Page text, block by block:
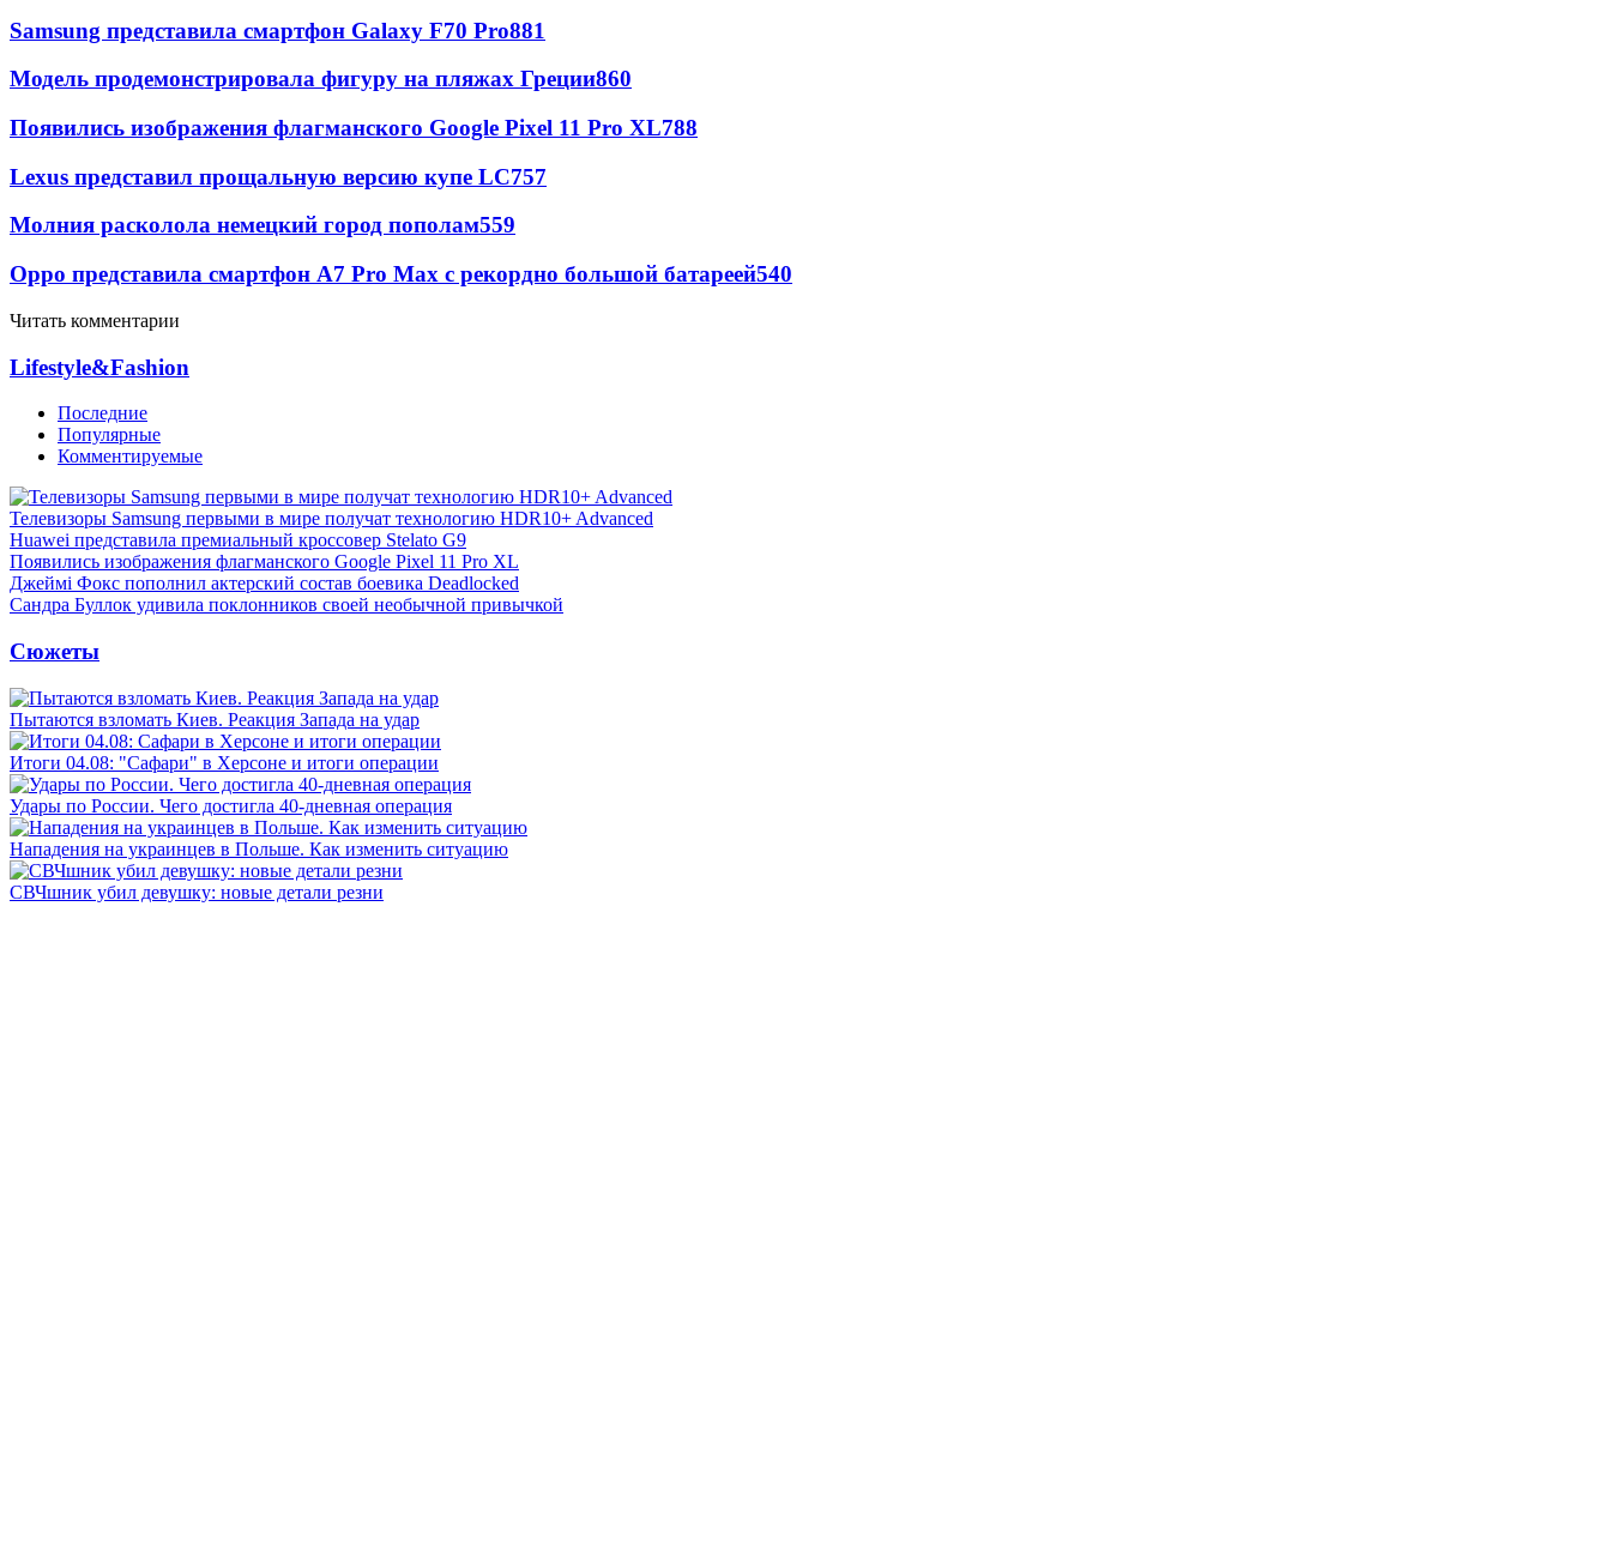
Samsung представила смартфон Galaxy F70 Pro881
Модель продемонстрировала фигуру на пляжах Греции860
Появились изображения флагманского Google Pixel 11 Pro XL788
Lexus представил прощальную версию купе LC757
Молния расколола немецкий город пополам559
Oppo представила смартфон A7 Pro Max с рекордно большой батареей540
Читать комментарии
Lifestyle&Fashion
Последние
Популярные
Комментируемые
Телевизоры Samsung первыми в мире получат технологию HDR10+ Advanced
Huawei представила премиальный кроссовер Stelato G9
Появились изображения флагманского Google Pixel 11 Pro XL
Джеймі Фокс пополнил актерский состав боевика Deadlocked
Сандра Буллок удивила поклонников своей необычной привычкой
Сюжеты
Пытаются взломать Киев. Реакция Запада на удар
Итоги 04.08: "Сафари" в Херсоне и итоги операции
Удары по России. Чего достигла 40-дневная операция
Нападения на украинцев в Польше. Как изменить ситуацию
СВЧшник убил девушку: новые детали резни